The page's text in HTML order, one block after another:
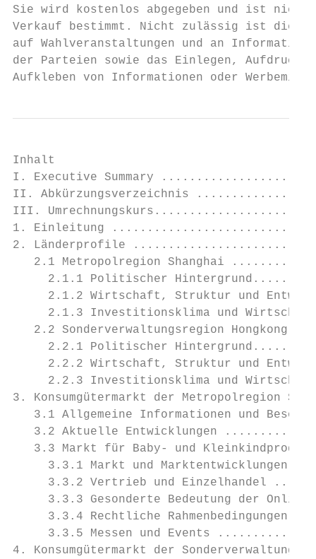
Sie wird kostenlos abgegeben und ist nicht
Verkauf bestimmt. Nicht zulässig ist die
auf Wahlveranstaltungen und an
der Parteien sowie das Einlegen,
Aufkleben von Informationen oder
Inhalt
I. Executive Summary
II. Abkürzungsverzeichnis
III.
1. Einleitung
2. Länderprofile
2.1 Metropolregion Shanghai
2.1.1 Politischer
2.1.2 Wirtschaft, Struktur und
2.1.3 Investitionsklima und
2.2 Sonderverwaltungsregion
2.2.1 Politischer
2.2.2 Wirtschaft, Struktur und
2.2.3 Investitionsklima und
3. Konsumgütermarkt der
3.1 Allgemeine Informationen und
3.2 Aktuelle Entwicklungen
3.3 Markt für Baby- und
3.3.1 Markt und Marktentwicklungen
3.3.2 Vertrieb und Einzelhandel
3.3.3 Gesonderte Bedeutung der
3.3.4 Rechtliche Rahmenbedingungen –
3.3.5 Messen und Events
4. Konsumgütermarkt der